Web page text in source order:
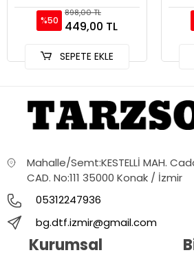
%50
898,00 TL
449,00 TL
SEPETE EKLE
Mahalle/Semt:KESTELLİ MAH.
CAD. No:111 35000 Konak / İzmir
05312247936
bg.dtf.izmir@gmail.com
Kurumsal